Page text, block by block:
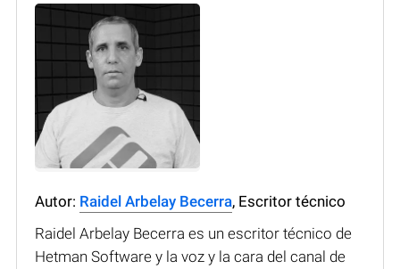
Autor: Raidel Arbelay Becerra, Escritor técnico
Raidel Arbelay Becerra es un escritor técnico de
Hetman Software y la voz y la cara del canal de